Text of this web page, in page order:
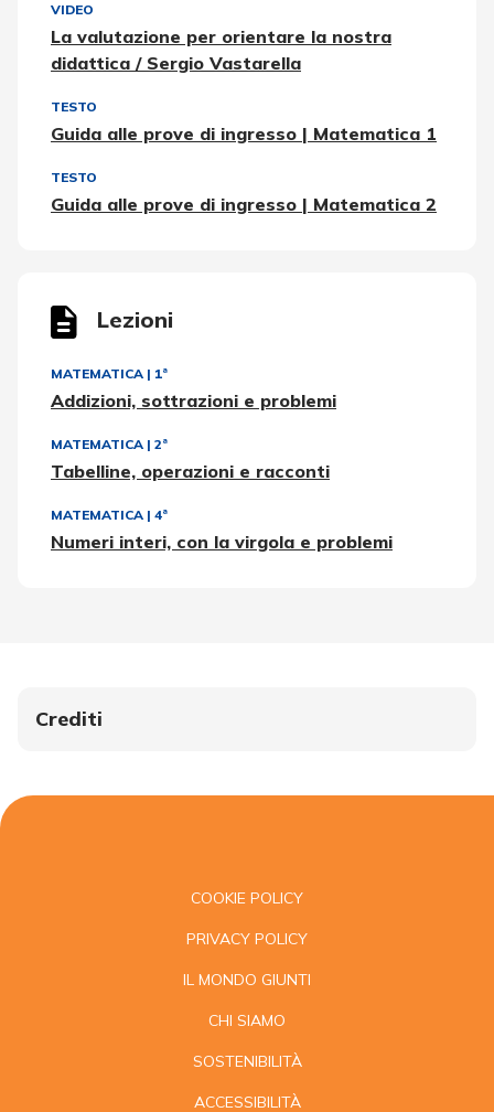
VIDEO
La valutazione per orientare la nostra
didattica / Sergio Vastarella
TESTO
Guida alle prove di ingresso | Matematica 1
TESTO
Guida alle prove di ingresso | Matematica 2
Lezioni
MATEMATICA | 1ª
Addizioni, sottrazioni e problemi
MATEMATICA | 2ª
Tabelline, operazioni e racconti
MATEMATICA | 4ª
Numeri interi, con la virgola e problemi
Crediti
COOKIE POLICY
PRIVACY POLICY
IL MONDO GIUNTI
CHI SIAMO
SOSTENIBILITÀ
ACCESSIBILITÀ